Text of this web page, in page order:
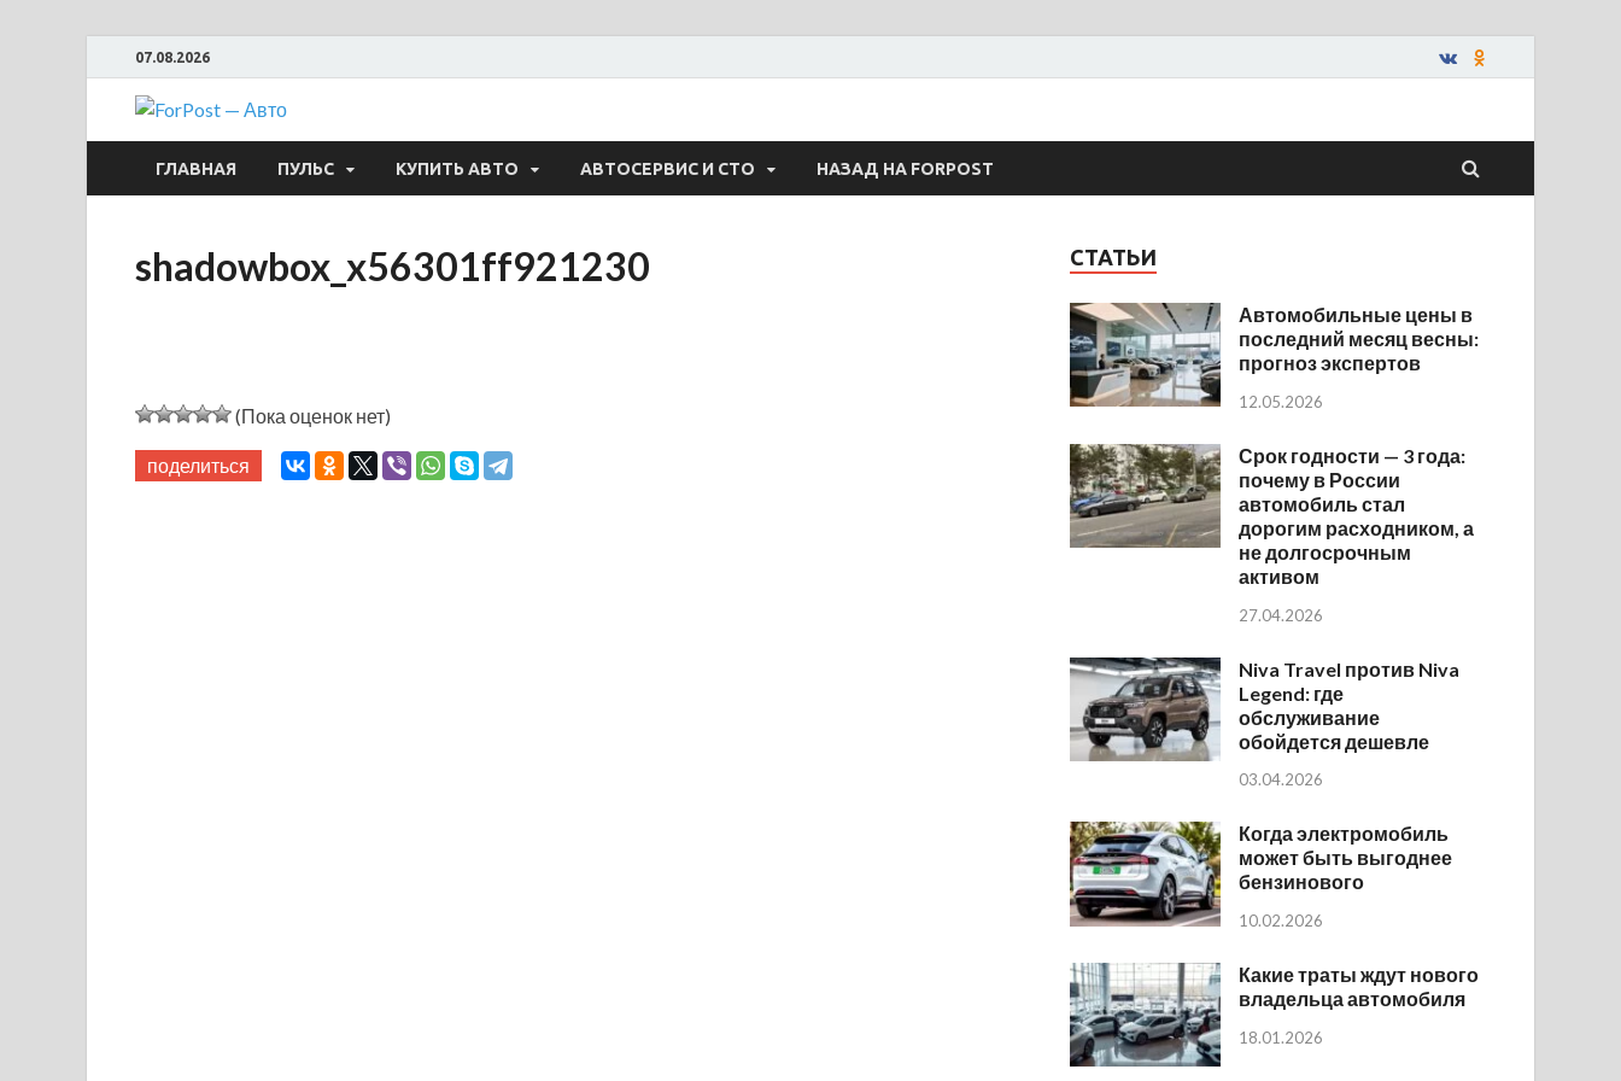
07.08.2026
ForPost — Авто
ГЛАВНАЯ ПУЛЬС КУПИТЬ АВТО АВТОСЕРВИС И СТО НАЗАД НА FORPOST
shadowbox_x56301ff921230
(Пока оценок нет)
поделиться
СТАТЬИ
Автомобильные цены в
последний месяц весны:
прогноз экспертов
12.05.2026
Срок годности — 3 года:
почему в России
автомобиль стал
дорогим расходником, а
не долгосрочным
активом
27.04.2026
Niva Travel против Niva
Legend: где
обслуживание
обойдется дешевле
03.04.2026
Когда электромобиль
может быть выгоднее
бензинового
10.02.2026
Какие траты ждут нового
владельца автомобиля
18.01.2026